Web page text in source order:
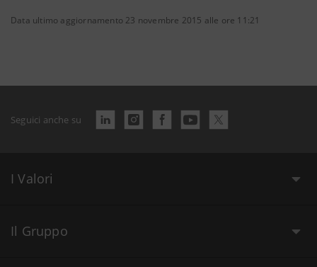
Data ultimo aggiornamento 23 novembre 2015 alle ore 11:21
Seguici anche su
I Valori
Il Gruppo